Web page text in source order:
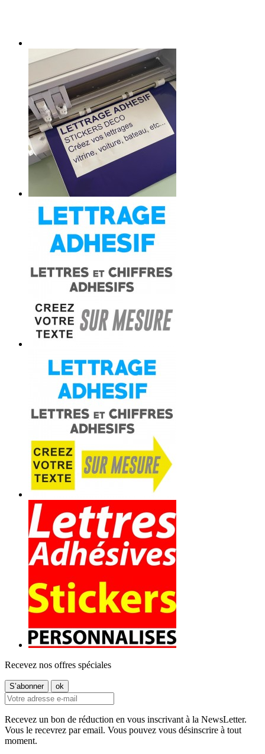
Recevez nos offres spéciales
Recevez un bon de réduction en vous inscrivant à la NewsLetter.
Vous le recevrez par email. Vous pouvez vous désinscrire à tout
moment.